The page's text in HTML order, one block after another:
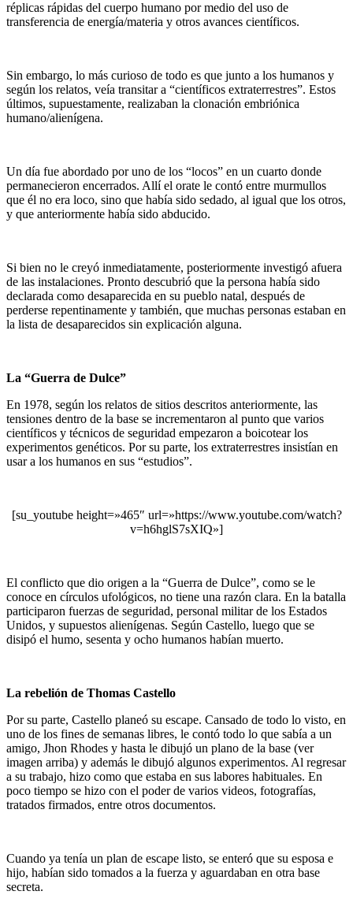
réplicas rápidas del cuerpo humano por medio del uso de
transferencia de energía/materia y otros avances científicos.
Sin embargo, lo más curioso de todo es que junto a los humanos y
según los relatos, veía transitar a “científicos extraterrestres”. Estos
últimos, supuestamente, realizaban la clonación embriónica
humano/alienígena.
Un día fue abordado por uno de los “locos” en un cuarto donde
permanecieron encerrados. Allí el orate le contó entre murmullos
que él no era loco, sino que había sido sedado, al igual que los otros,
y que anteriormente había sido abducido.
Si bien no le creyó inmediatamente, posteriormente investigó afuera
de las instalaciones. Pronto descubrió que la persona había sido
declarada como desaparecida en su pueblo natal, después de
perderse repentinamente y también, que muchas personas estaban en
la lista de desaparecidos sin explicación alguna.
La “Guerra de Dulce”
En 1978, según los relatos de sitios descritos anteriormente, las
tensiones dentro de la base se incrementaron al punto que varios
científicos y técnicos de seguridad empezaron a boicotear los
experimentos genéticos. Por su parte, los extraterrestres insistían en
usar a los humanos en sus “estudios”.
[su_youtube height=»465″ url=»https://www.youtube.com/watch?
v=h6hglS7sXIQ»]
El conflicto que dio origen a la “Guerra de Dulce”, como se le
conoce en círculos ufológicos, no tiene una razón clara. En la batalla
participaron fuerzas de seguridad, personal militar de los Estados
Unidos, y supuestos alienígenas. Según Castello, luego que se
disipó el humo, sesenta y ocho humanos habían muerto.
La rebelión de Thomas Castello
Por su parte, Castello planeó su escape. Cansado de todo lo visto, en
uno de los fines de semanas libres, le contó todo lo que sabía a un
amigo, Jhon Rhodes y hasta le dibujó un plano de la base (ver
imagen arriba) y además le dibujó algunos experimentos. Al regresar
a su trabajo, hizo como que estaba en sus labores habituales. En
poco tiempo se hizo con el poder de varios videos, fotografías,
tratados firmados, entre otros documentos.
Cuando ya tenía un plan de escape listo, se enteró que su esposa e
hijo, habían sido tomados a la fuerza y aguardaban en otra base
secreta.